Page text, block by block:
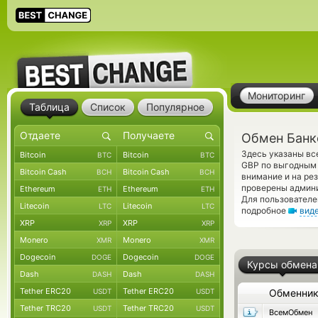
Мониторинг
Обмен
Здесь указаны
GBP по
внимание и на
проверены
Для
подробное
Курсы обмена
Обменник
ВсемОбмен
Таблица Список Популярное
Bitcoin BTC Bitcoin BTC
Bitcoin Cash BCH Bitcoin Cash BCH
Ethereum ETH Ethereum ETH
Litecoin LTC Litecoin LTC
XRP XRP XRP XRP
Monero XMR Monero XMR
Dogecoin DOGE Dogecoin DOGE
Dash DASH Dash DASH
Tether ERC20 USDT Tether ERC20 USDT
Tether TRC20 USDT Tether TRC20 USDT